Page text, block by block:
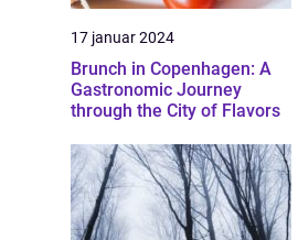
17 januar 2024
Brunch in Copenhagen: A
Gastronomic Journey
through the City of Flavors